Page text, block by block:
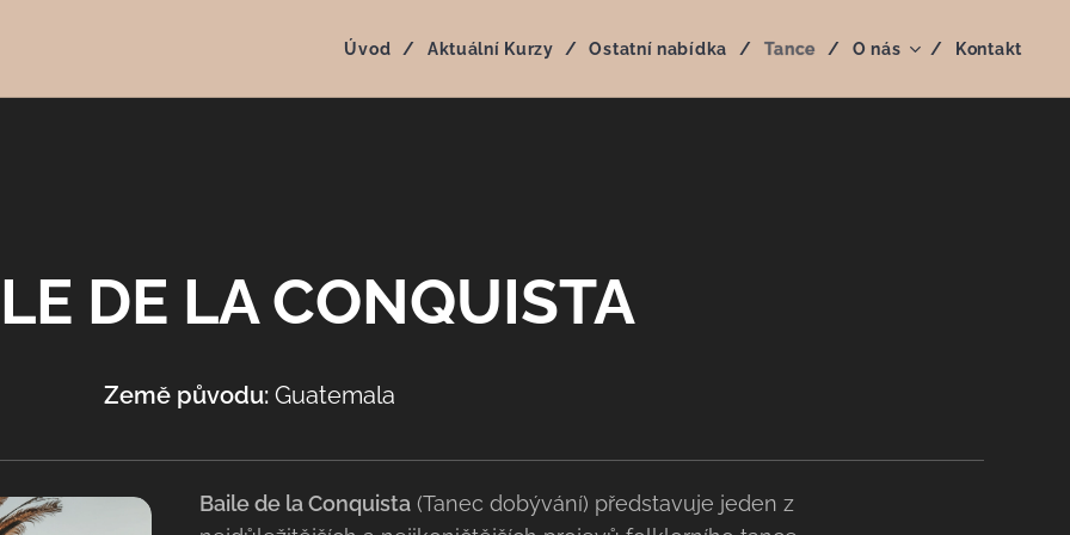
Úvod Aktuální Kurzy Ostatní nabídka Tance O nás Kontakt
DE LA CONQUISTA
Země původu: Guatemala 🇬🇹
Baile de la Conquista(Tanec dobývání) představuje jeden z